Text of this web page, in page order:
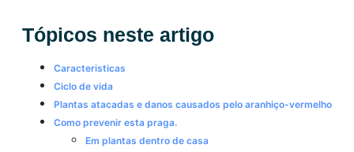
Tópicos neste artigo
Caracteristicas
Ciclo de vida
Plantas atacadas e danos causados pelo aranhiço-vermelho
Como prevenir esta praga.
Em plantas dentro de casa